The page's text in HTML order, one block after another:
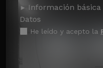
Información
Datos
He leído y acepto la